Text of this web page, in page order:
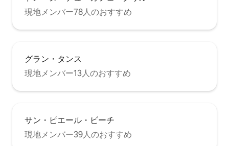
現地メンバー78人のおすすめ
グラン・タンス
現地メンバー13人のおすすめ
サン・ピエール・ビーチ
現地メンバー39人のおすすめ